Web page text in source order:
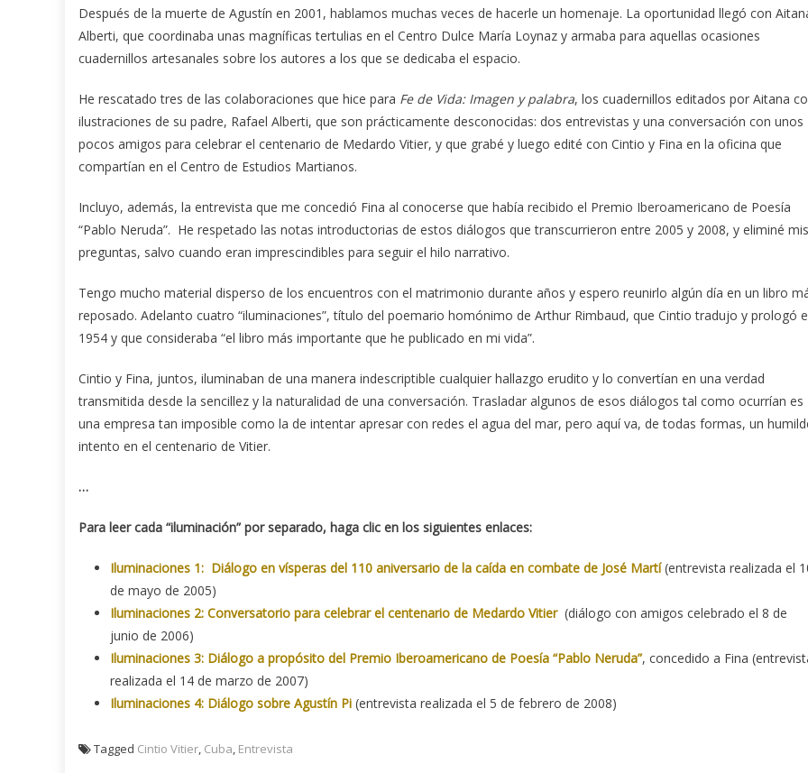
Después de la muerte de Agustín en 2001, hablamos muchas veces de hacerle un homenaje. La oportunidad llegó con
Alberti, que coordinaba unas magníficas tertulias en el Centro Dulce María Loynaz y armaba para aquellas ocasiones
cuadernillos artesanales sobre los autores a los que se dedicaba el espacio.
He rescatado tres de las colaboraciones que hice para Fe de Vida: Imagen y palabra, los cuadernillos editados por Aitana
ilustraciones de su padre, Rafael Alberti, que son prácticamente desconocidas: dos entrevistas y una conversación con unos
pocos amigos para celebrar el centenario de Medardo Vitier, y que grabé y luego edité con Cintio y Fina en la oficina que
compartían en el Centro de Estudios Martianos.
Incluyo, además, la entrevista que me concedió Fina al conocerse que había recibido el Premio Iberoamericano de Poesía
“Pablo Neruda”. He respetado las notas introductorias de estos diálogos que transcurrieron entre 2005 y 2008, y eliminé mis
preguntas, salvo cuando eran imprescindibles para seguir el hilo narrativo.
Tengo mucho material disperso de los encuentros con el matrimonio durante años y espero reunirlo algún día en un libro
reposado. Adelanto cuatro “iluminaciones”, título del poemario homónimo de Arthur Rimbaud, que Cintio tradujo y prologó
1954 y que consideraba “el libro más importante que he publicado en mi vida”.
Cintio y Fina, juntos, iluminaban de una manera indescriptible cualquier hallazgo erudito y lo convertían en una verdad
transmitida desde la sencillez y la naturalidad de una conversación. Trasladar algunos de esos diálogos tal como ocurrían es
una empresa tan imposible como la de intentar apresar con redes el agua del mar, pero aquí va, de todas formas, un
intento en el centenario de Vitier.
…
Para leer cada “iluminación” por separado, haga clic en los siguientes enlaces:
Iluminaciones 1: Diálogo en vísperas del 110 aniversario de la caída en combate de José Martí (entrevista realizada el
de mayo de 2005)
Iluminaciones 2: Conversatorio para celebrar el centenario de Medardo Vitier (diálogo con amigos celebrado el 8 de
junio de 2006)
Iluminaciones 3: Diálogo a propósito del Premio Iberoamericano de Poesía “Pablo Neruda”, concedido a Fina
realizada el 14 de marzo de 2007)
Iluminaciones 4: Diálogo sobre Agustín Pi (entrevista realizada el 5 de febrero de 2008)
Tagged Cintio Vitier, Cuba, Entrevista